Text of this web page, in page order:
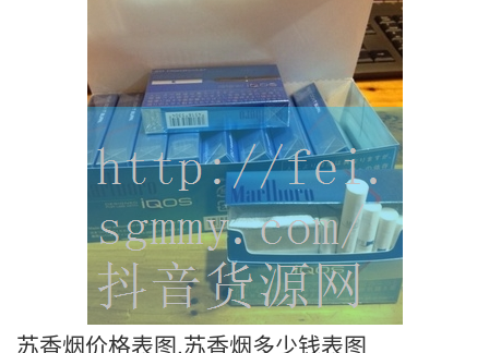
苏香烟价格表图,苏香烟多少钱表图